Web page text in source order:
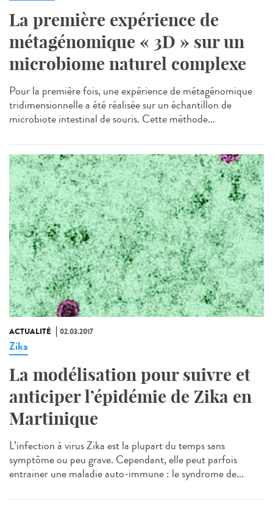
La première expérience de
métagénomique « 3D » sur un
microbiome naturel complexe
Pour la première fois, une expérience de métagénomique
tridimensionnelle a été réalisée sur un échantillon de
microbiote intestinal de souris. Cette méthode...
ACTUALITÉ 02.03.2017
Zika
La modélisation pour suivre et
anticiper l’épidémie de Zika en
Martinique
L’infection à virus Zika est la plupart du temps sans
symptôme ou peu grave. Cependant, elle peut parfois
entrainer une maladie auto-immune : le syndrome de...